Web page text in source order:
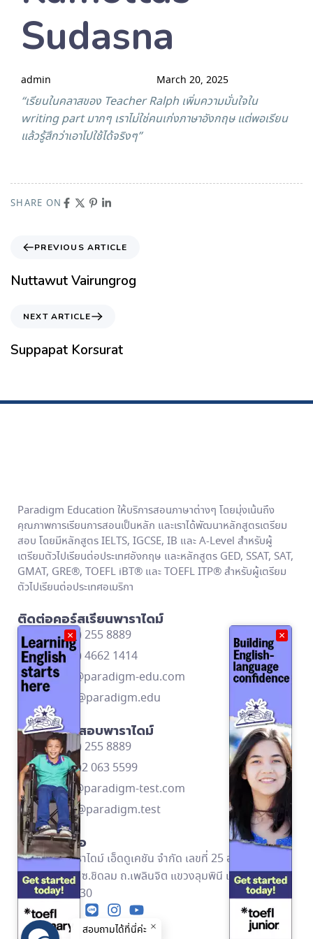
Sudasna
admin March 20, 2025
“เรียนในคลาสของ Teacher Ralph เพิ่มความมั่นใจใน
writing part มากๆ เราไม่ใช่คนเก่งภาษาอังกฤษ แต่พอเรียน
แล้วรู้สึกว่าเอาไปใช้ได้จริงๆ”
SHARE ON
PREVIOUS ARTICLE
Nuttawut Vairungrog
NEXT ARTICLE
Suppapat Korsurat
Paradigm Education ให้บริการสอนภาษาต่างๆ โดยมุ่งเน้นถึง
คุณภาพการเรียนการสอนเป็นหลัก และเราได้พัฒนาหลักสูตรเตรียม
สอบ โดยมีหลักสูตร IELTS, IGCSE, IB และ A-Level สำหรับผู้
เตรียมตัวไปเรียนต่อประเทศอังกฤษ และหลักสูตร GED, SSAT, SAT,
GMAT, GRE®, TOEFL iBT® และ TOEFL ITP® สำหรับผู้เตรียม
ตัวไปเรียนต่อประเทศอเมริกา
ติดต่อคอร์สเรียนพาราไดม์
โทร: (662) 255 8889
โทร: (668) 4662 1414
contact@paradigm-edu.com
Line ID: @paradigm.edu
ติดต่อศูนย์สอบพาราไดม์
โทร: (662) 255 8889
โทร: (669)2 063 5599
contact@paradigm-test.com
Line ID: @paradigm.test
ข้อมูลติดต่อ
บริษัท พาราไดม์ เอ็ดดูเคชัน จำกัด เลขที่ 25 อาคารอัลม่า
ลิงค์ ชั้น 2 ซ.ชิดลม ถ.เพลินจิต แขวงลุมพินี เขตปทุมวัน
กทม. 10330
สอบถามได้ที่นี่ค่ะ
× ×